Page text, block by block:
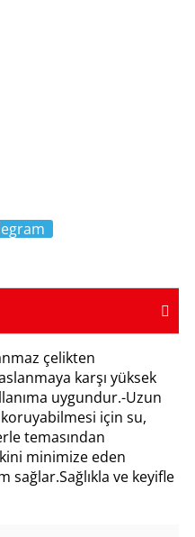
çelikten
karşı yüksek
uygundur.-Uzun
için su,
temasından
minimize eden
sağlar.Sağlıkla ve keyifle